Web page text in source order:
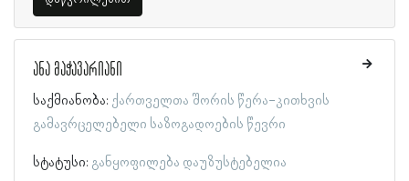
ანა მაჭავარიანი
საქმიანობა: ქართველთა შორის წერა-კითხვის
გამავრცელებელი საზოგადოების წევრი
სტატუსი: განყოფილება დაუზუსტებელია